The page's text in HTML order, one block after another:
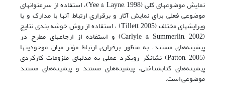
نمایش موضوعهای کلی (Yee & Layne, 1998)، استفاده از سرعنوانهای
موضوعی فعلی برای نمایش آثار و برقراری ارتباط آنها با مدارک و یا
ویرایشهای مختلف (Tillett, 2005) ، استفاده از روش خوشه بندی نتایج
(Carlyle & Summerlin, 2002) و استفاده از ارجاعهای مطرح در
پیشینه‌های مستند، به منظور برقراری ارتباط مؤثر میان موجودیتها
(Patton, 2005) نشانگر رویکرد عملی به مدلهای ملزومات کارکردی
پیشینه‌های کتابشناختی، پیشینه‌های مستند و پیشینه‌های مستند
موضوعی است.